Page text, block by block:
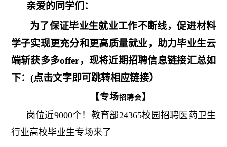
亲爱的同学们：
为了保证毕业生就业工作不断线，促进材料
学子实现更充分和更高质量就业，助力毕业生云
端斩获多多offer，现将近期招聘信息链接汇总如
下： (点击文字即可跳转相应链接）
【专场招聘会 】
岗位近9000个！教育部24365校园招聘医药卫生
行业高校毕业生专场来了